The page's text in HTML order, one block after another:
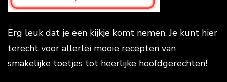
Erg leuk dat je een kijkje komt nemen. Je kunt hier
terecht voor allerlei mooie recepten van
smakelijke toetjes tot heerlijke hoofdgerechten!